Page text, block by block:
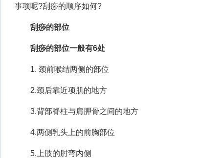
事项呢?刮痧的顺序如何?
刮痧的部位
刮痧的部位一般有6处
1. 颈前喉结两侧的部位
2.颈后靠近项肌的地方
3.背部脊柱与肩胛骨之间的地方
4.两侧乳头上的前胸部位
5.上肢的肘弯内侧